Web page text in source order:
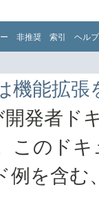
非推奨 索引 ヘルプ
機能拡張
発者ド
このド
例を含